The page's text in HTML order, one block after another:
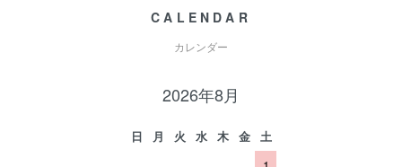
CALENDAR
カレンダー
2026年8月
日 月 火 水 木 金
土